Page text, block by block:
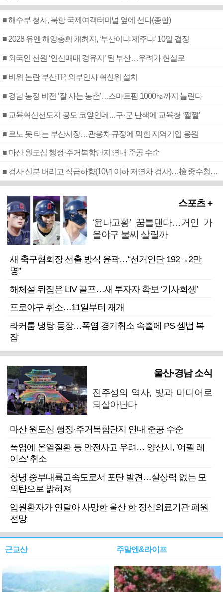
■ 해수부 청사, 북항 국제여객터미널 옆에 선다(종합)
■ 2028 유엔 해양총회 개최지, ‘부산이냐 제주냐’ 10일 결정
■ 외국인 선원 ‘인신매매 경유지’ 된 부산…우려가 현실로
■ 비위 논란 부산TP, 외부인사 혁신위 설치
■ 경남 농정 비전 ‘잘 사는 농촌’…스마트팜 1000㏊까지 늘린다
■ 교육혁신선도지 공모 코앞인데…구·군 난색에 교육청 ‘쩔쩔’
■ 르노 못 타는 부산시장…관용차 규정에 막힌 지역기업 응원
■ 마산 원도심 행정·주거복합단지 연내 준공 수순
■ 검사 신분 버리고 직급하향(10년 이하 저연차 검사)…檢 중수청행 기피
스포츠 +
‘윤나고황’ 꿈틀댄다…거인 가
을야구 불씨 살릴까
새 축구협회장 선출 방식 윤곽…“선거인단 192→2만
명”
해체설 뒤집은 LIV 골프…새 투자자 확보 ‘기사회생’
프로야구 취소…11일부터 재개
라커룸 냉탕 등장…폭염 경기취소 속출에 PS 셈법 복
잡
울산·경남 소식
진주성의 역사, 빛과 미디어로
되살아난다
마산 원도심 행정·주거복합단지 연내 준공 수순
폭염에 온열질환 등 안전사고 우려… 양산시, '어필 레
이스' 취소
창녕 중부내륙고속도로서 포탄 발견…살상력 없는 모
의탄으로 밝혀져
입원환자가 연달아 사망한 울산 한 정신의료기관 폐원
전망
근교산 주말엔&라이프